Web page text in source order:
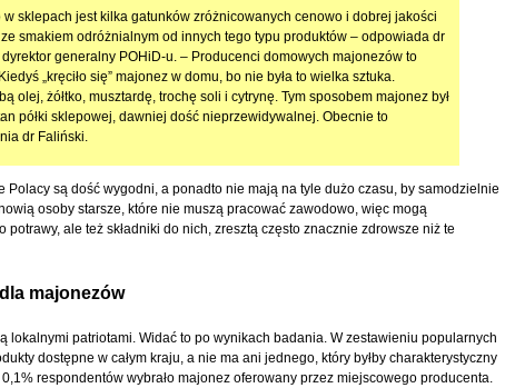
w sklepach jest kilka gatunków zróżnicowanych cenowo i dobrej jakości
smakiem odróżnialnym od innych tego typu produktów – odpowiada dr
dyrektor generalny POHiD-u. – Producenci domowych majonezów to
„kręciło się” majonez w domu, bo nie była to wielka sztuka.
olej, żółtko, musztardę, trochę soli i cytrynę. Tym sposobem majonez był
półki sklepowej, dawniej dość nieprzewidywalnej. Obecnie to
dr Faliński.
Polacy są dość wygodni, a ponadto nie mają na tyle dużo czasu, by samodzielnie
osoby starsze, które nie muszą pracować zawodowo, więc mogą
potrawy, ale też składniki do nich, zresztą często znacznie zdrowsze niż te
majonezów
lokalnymi patriotami. Widać to po wynikach badania. W zestawieniu popularnych
dostępne w całym kraju, a nie ma ani jednego, który byłby charakterystyczny
respondentów wybrało majonez oferowany przez miejscowego producenta.